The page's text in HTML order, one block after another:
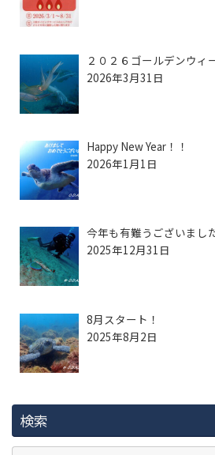
２０２６ゴールデンウィ
2026年3月31日
Happy New Year！！
2026年1月1日
今年も有難うございまし
2025年12月31日
8月スタート！
2025年8月2日
検索